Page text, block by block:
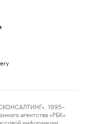
1995–
агентства «РБК»
информации